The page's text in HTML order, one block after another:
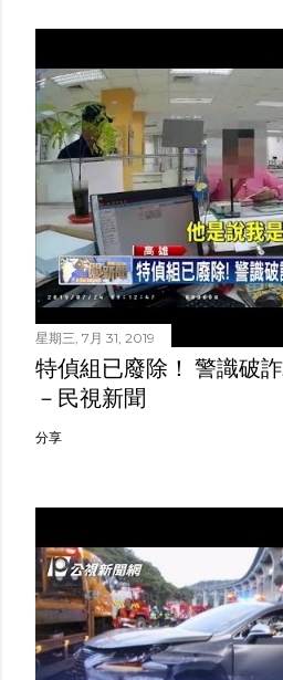
星期三, 7月 31, 2019
特偵組已廢除！ 警識破
－民視新聞
分享